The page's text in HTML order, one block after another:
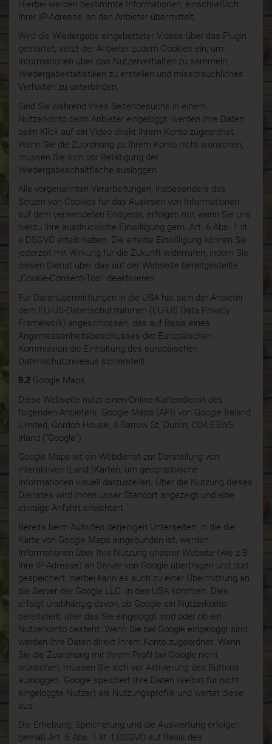
Hierbei werden bestimmte Informationen, einschließlich
Ihrer IP-Adresse, an den Anbieter übermittelt.
Wird die Wiedergabe eingebetteter Videos über das Plugin
gestartet, setzt der Anbieter zudem Cookies ein, um
Informationen über das Nutzerverhalten zu sammeln,
Wiedergabestatistiken zu erstellen und missbräuchliches
Verhalten zu unterbinden.
Sind Sie während Ihres Seitenbesuchs in einem
Nutzerkonto beim Anbieter eingeloggt, werden Ihre Daten
beim Klick auf ein Video direkt Ihrem Konto zugeordnet.
Wenn Sie die Zuordnung zu Ihrem Konto nicht wünschen,
müssen Sie sich vor Betätigung der
Wiedergabeschaltfläche ausloggen.
Alle vorgenannten Verarbeitungen, insbesondere das
Setzen von Cookies für das Auslesen von Informationen
auf dem verwendeten Endgerät, erfolgen nur, wenn Sie uns
hierzu Ihre ausdrückliche Einwilligung gem. Art. 6 Abs. 1 lit.
a DSGVO erteilt haben. Die erteilte Einwilligung können Sie
jederzeit mit Wirkung für die Zukunft widerrufen, indem Sie
diesen Dienst über das auf der Webseite bereitgestellte
„Cookie-Consent-Tool“ deaktivieren.
Für Datenübermittlungen in die USA hat sich der Anbieter
dem EU-US-Datenschutzrahmen (EU-US Data Privacy
Framework) angeschlossen, das auf Basis eines
Angemessenheitsbeschlusses der Europäischen
Kommission die Einhaltung des europäischen
Datenschutzniveaus sicherstellt.
9.2 Google Maps
Diese Webseite nutzt einen Online-Kartendienst des
folgenden Anbieters: Google Maps (API) von Google Ireland
Limited, Gordon House, 4 Barrow St, Dublin, D04 E5W5,
Irland (“Google”).
Google Maps ist ein Webdienst zur Darstellung von
interaktiven (Land-)Karten, um geographische
Informationen visuell darzustellen. Über die Nutzung dieses
Dienstes wird Ihnen unser Standort angezeigt und eine
etwaige Anfahrt erleichtert.
Bereits beim Aufrufen derjenigen Unterseiten, in die die
Karte von Google Maps eingebunden ist, werden
Informationen über Ihre Nutzung unserer Website (wie z.B.
Ihre IP-Adresse) an Server von Google übertragen und dort
gespeichert, hierbei kann es auch zu einer Übermittlung an
die Server der Google LLC. in den USA kommen. Dies
erfolgt unabhängig davon, ob Google ein Nutzerkonto
bereitstellt, über das Sie eingeloggt sind oder ob ein
Nutzerkonto besteht. Wenn Sie bei Google eingeloggt sind,
werden Ihre Daten direkt Ihrem Konto zugeordnet. Wenn
Sie die Zuordnung mit Ihrem Profil bei Google nicht
wünschen, müssen Sie sich vor Aktivierung des Buttons
ausloggen. Google speichert Ihre Daten (selbst für nicht
eingeloggte Nutzer) als Nutzungsprofile und wertet diese
aus.
Die Erhebung, Speicherung und die Auswertung erfolgen
gemäß Art. 6 Abs. 1 lit. f DSGVO auf Basis des